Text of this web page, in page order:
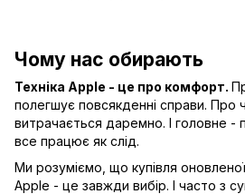
Чому нас обирають
Техніка Apple - це про комфорт.
полегшує повсякденні справи. Про
витрачається даремно. І головне -
все працює як слід.
Ми розуміємо, що купівля
Apple - це завжди вибір. І часто з